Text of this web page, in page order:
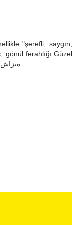
"şerefli, saygın,
ferahlığı.Güzel
sesle şarkı okuyan, şiir söyleyen kadın. ŞAZİYE ةيزاش